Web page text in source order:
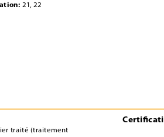
21, 22
traité (traitement